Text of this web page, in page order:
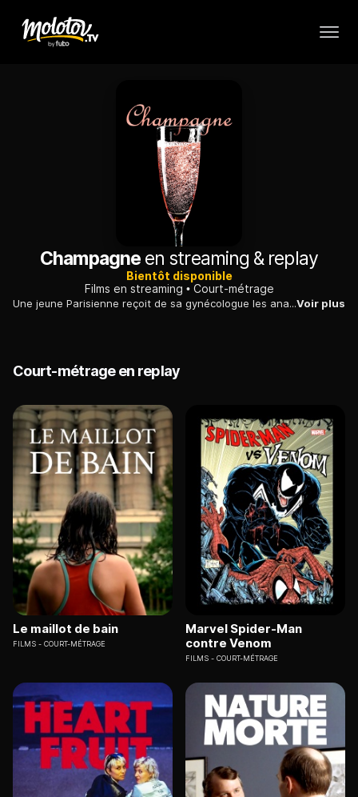
Champagneen streaming & replay
Bientôt disponible
Films en streaming
Court-métrage
Une jeune Parisienne reçoit de sa gynécologue les analyses de la tumeur repérée dans son sein droit. Une bonne nouvelle pour l'une mais pas pour l'autre.Voir plus
Court-métrage en replay
Le maillot de bain
FILMS COURT-MÉTRAGE
Marvel Spider-Man
contre Venom
FILMS COURT-MÉTRAGE